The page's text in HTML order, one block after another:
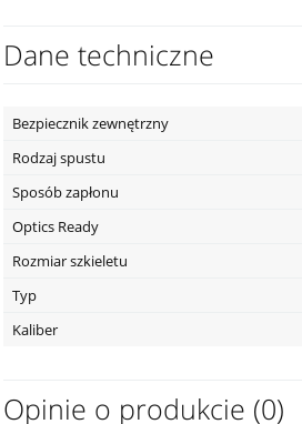
Dane techniczne
Bezpiecznik zewnętrzny
Rodzaj spustu
Sposób zapłonu
Optics Ready
Rozmiar szkieletu
Typ
Kaliber
Opinie o produkcie (0)